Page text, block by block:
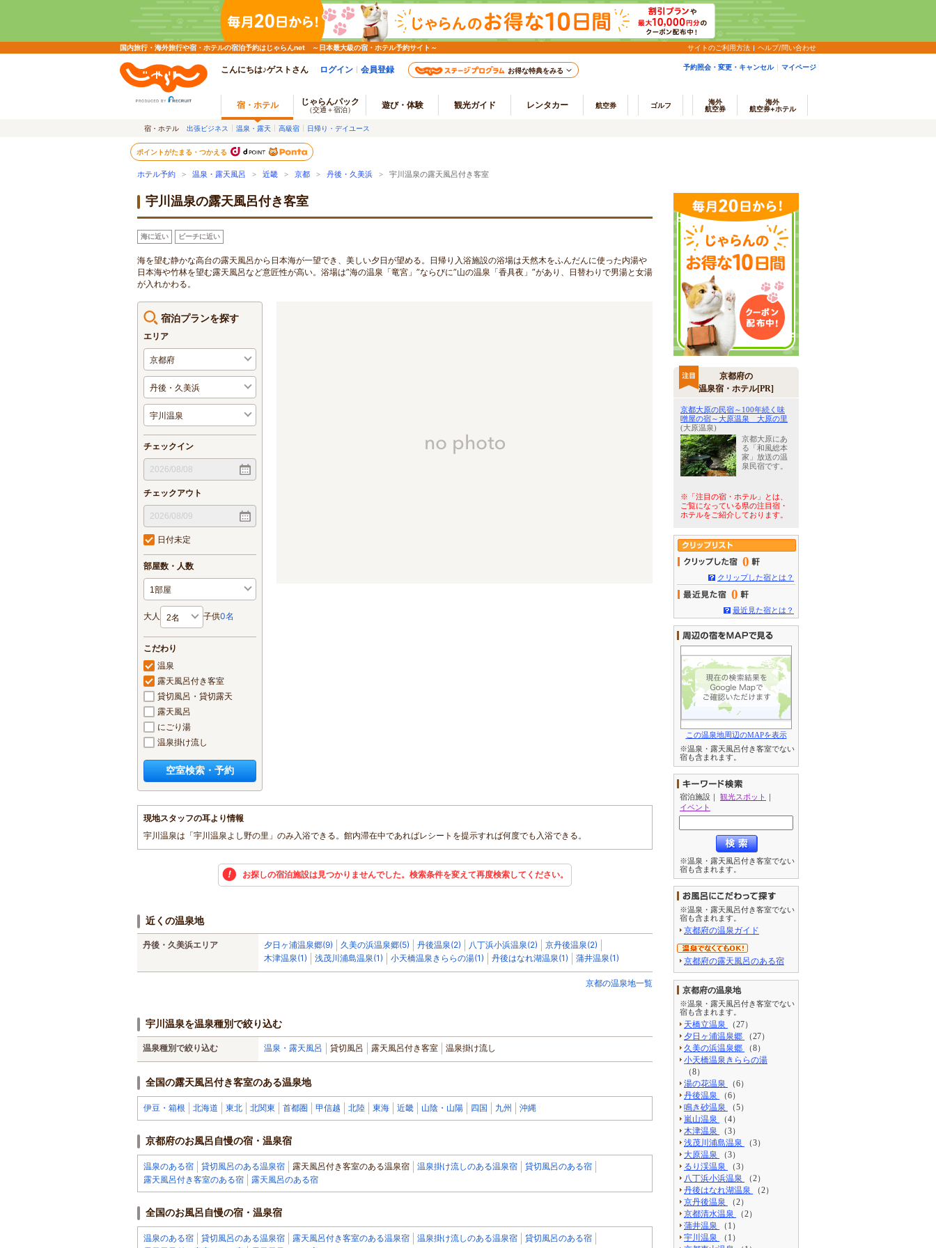
国内旅行・海外旅行や宿・ホテルの宿泊予約はじゃらんnet ～日本最大級の宿・ホテル予約サイト～ サイトのご利用方法 ヘルプ/問い合わせ
こんにちは♪ゲストさん ログイン 会員登録 お得な特典をみる 予約照会・変更・キャンセル マイページ
宿・ホテル じゃらんパック
（交通＋宿泊） 遊び・体験 観光ガイド レンタカー 航空券 ゴルフ
海外
航空券
海外
航空券+ホテル
宿・ホテル 出張ビジネス 温泉・露天 高級宿 日帰り・デイユース
ポイントがたまる・つかえる
ホテル予約 > 温泉・露天風呂 > 近畿 > 京都 > 丹後・久美浜 > 宇川温泉の露天風呂付き客室
宇川温泉の露天風呂付き客室
海に近い ビーチに近い
海を望む静かな高台の露天風呂から日本海が一望でき、美しい夕日が望める。日帰り入浴施設の浴場は天然木をふんだんに使った内湯や
日本海や竹林を望む露天風呂など意匠性が高い。浴場は”海の温泉「竜宮」”ならびに”山の温泉「香具夜」”があり、日替わりで男湯と女湯
が入れかわる。
宿泊プランを探す
エリア
チェックイン
チェックアウト
日付未定
部屋数・人数
大人 子供0名
こだわり
温泉
露天風呂付き客室
貸切風呂・貸切露天
露天風呂
にごり湯
温泉掛け流し
空室検索・予約
現地スタッフの耳より情報
宇川温泉は「宇川温泉よし野の里」のみ入浴できる。館内滞在中であればレシートを提示すれば何度でも入浴できる。
お探しの宿泊施設は見つかりませんでした。検索条件を変えて再度検索してください。
近くの温泉地
丹後・久美浜エリア 夕日ヶ浦温泉郷(9) 久美の浜温泉郷(5) 丹後温泉(2) 八丁浜小浜温泉(2)
京丹後温泉(2)
木津温泉(1)
浅茂川浦島温泉(1) 小天橋温泉きららの湯(1) 丹後はなれ湖温泉(1) 蒲井温泉(1)
京都の温泉地一覧
宇川温泉を温泉種別で絞り込む
温泉種別で絞り込む 温泉・露天風呂 貸切風呂 露天風呂付き客室 温泉掛け流し
全国の露天風呂付き客室のある温泉地
伊豆・箱根 北海道 東北 北関東 首都圏 甲信越 北陸 東海 近畿 山陰・山陽 四国 九州 沖縄
京都府のお風呂自慢の宿・温泉宿
温泉のある宿 貸切風呂のある温泉宿 露天風呂付き客室のある温泉宿 温泉掛け流しのある温泉宿
貸切風呂のある宿
露天風呂付き客室のある宿
露天風呂のある宿
全国のお風呂自慢の宿・温泉宿
温泉のある宿 貸切風呂のある温泉宿 露天風呂付き客室のある温泉宿 温泉掛け流しのある温泉宿
貸切風呂のある宿
京都府の
温泉宿・ホテル[PR]
京都大原の民宿～100年続く味
噌屋の宿～大原温泉 大原の里
(大原温泉)
京都大原にあ
る「和風総本
家」放送の温
泉民宿です。
※「注目の宿・ホテル」とは、
ご覧になっている県の注目宿・
ホテルをご紹介しております。
0
クリップした宿とは？
0
最近見た宿とは？
この温泉地周辺のMAPを表示
※温泉・露天風呂付き客室でない
宿も含まれます。
宿泊施設 ｜ 観光スポット ｜
イベント
※温泉・露天風呂付き客室でない
宿も含まれます。
※温泉・露天風呂付き客室でない
宿も含まれます。
京都府の温泉ガイド
京都府の露天風呂のある宿
京都府の温泉地
※温泉・露天風呂付き客室でない
宿も含まれます。
天橋立温泉
（27）
夕日ヶ浦温泉郷
（27）
久美の浜温泉郷
（8）
小天橋温泉きららの湯
（8）
湯の花温泉
（6）
丹後温泉
（6）
鳴き砂温泉
（5）
嵐山温泉
（4）
木津温泉
（3）
浅茂川浦島温泉
（3）
大原温泉
（3）
るり渓温泉
（3）
八丁浜小浜温泉
（2）
丹後はなれ湖温泉
（2）
京丹後温泉
（2）
京都清水温泉
（2）
蒲井温泉
（1）
宇川温泉
（1）